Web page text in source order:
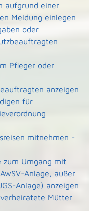
aufgrund einer
Meldung einlegen
oder
Pfleger oder
anzeigen
für
mitnehmen -
zum Umgang mit
Anlage, außer
Anlage) anzeigen
Mütter